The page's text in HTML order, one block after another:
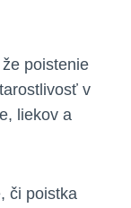
poistenie
v
liekov a
či poistka